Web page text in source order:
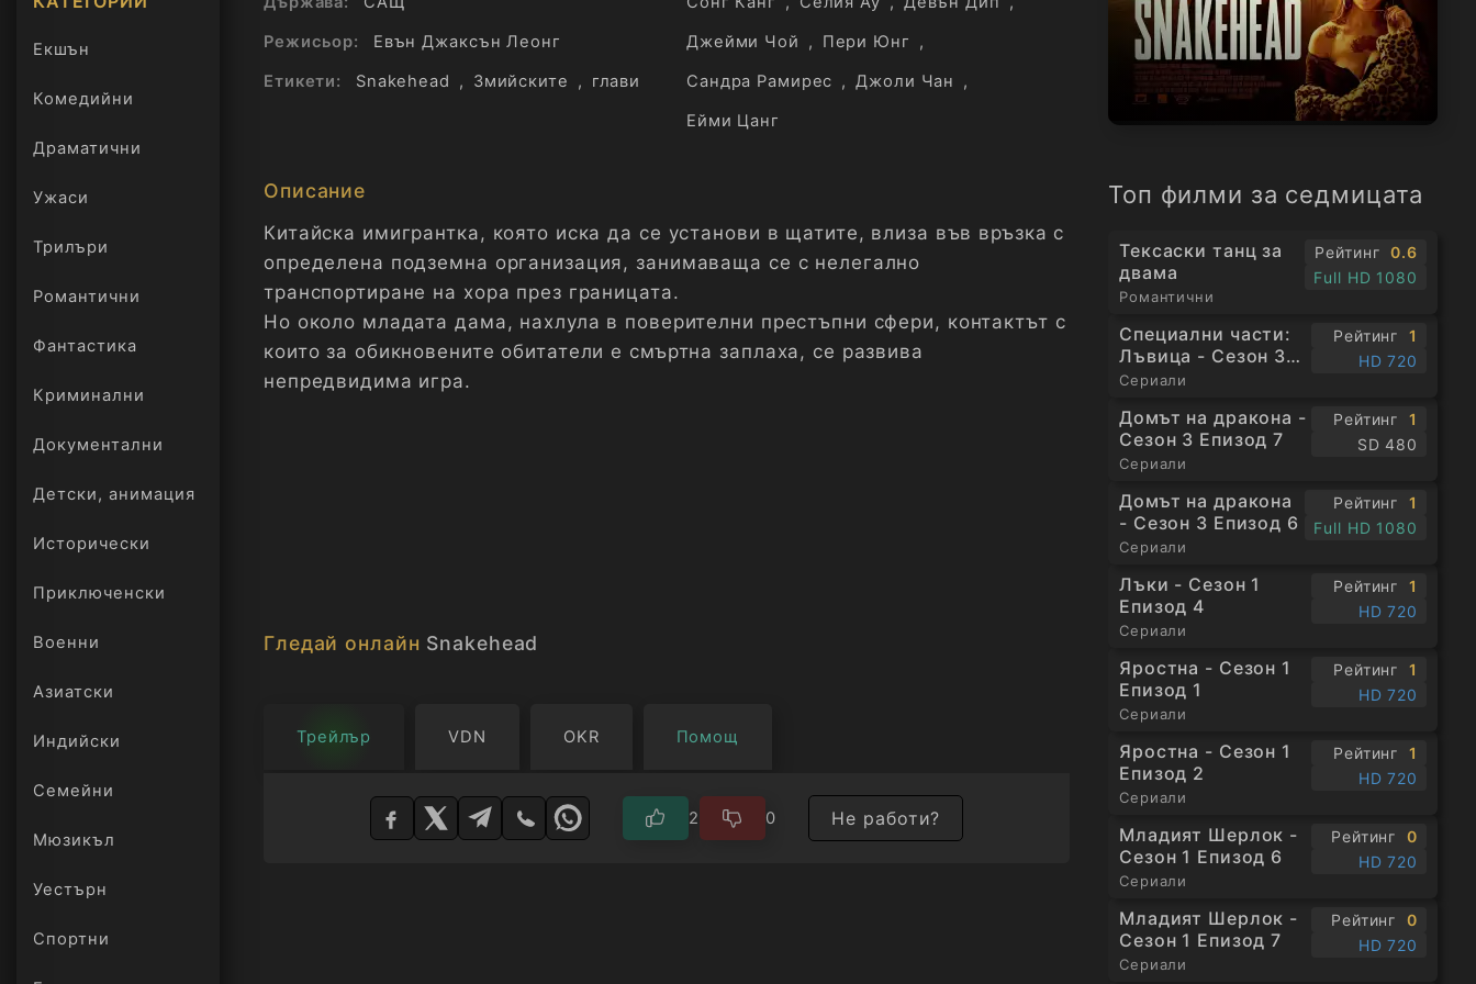
Екшън
Комедийни
Драматични
Ужаси
Трилъри
онлайн
Романтични
Фантастика
Криминални
Документални
Детски, анимация
Исторически
Приключенски
Военни
Азиатски
Индийски
Семейни
Мюзикъл
Уестърн
Спортни
Топ филми за седмицата
Тексаски танц за
двама
Романтични
Рейтинг
0.6
Full HD 1080
Специални части:
Лъвица - Сезон 3
Епизод 1
Сериали
Рейтинг
1
HD 720
Домът на дракона -
Сезон 3 Епизод 7
Сериали
Рейтинг
1
SD 480
Домът на дракона
- Сезон 3 Епизод 6
Сериали
Рейтинг
1
Full HD 1080
Лъки - Сезон 1
Епизод 4
Сериали
Рейтинг
1
HD 720
Яростна - Сезон 1
Епизод 1
Сериали
Рейтинг
1
HD 720
Яростна - Сезон 1
Епизод 2
Сериали
Рейтинг
1
HD 720
Младият Шерлок -
Сезон 1 Епизод 6
Сериали
Рейтинг
0
HD 720
Младият Шерлок -
Сезон 1 Епизод 7
Сериали
Рейтинг
0
HD 720
Режисьор:
Евън Джаксън Леонг
Етикети:
Snakehead , Змийските , глави
Джейми Чой
, Пери Юнг
,
Сандра Рамирес , Джоли Чан
,
Ейми Цанг
Описание
Китайска имигрантка, която иска да се установи в щатите, влиза във връзка с
определена подземна организация, занимаваща се с нелегално
транспортиране на хора през границата.
Но около младата дама, нахлула в поверителни престъпни сфери, контактът с
които за обикновените обитатели е смъртна заплаха, се развива
непредвидима игра.
Гледай онлайн Snakehead
Трейлър VDN OKR Помощ
2 0 Не работи?